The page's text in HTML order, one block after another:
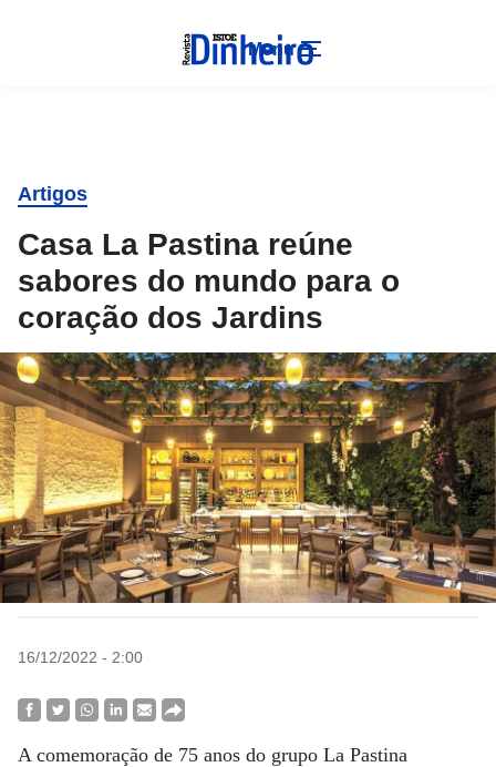
Menu
Artigos
Casa La Pastina reúne
sabores do mundo para o
coração dos Jardins
16/12/2022 - 2:00
A comemoração de 75 anos do grupo La Pastina